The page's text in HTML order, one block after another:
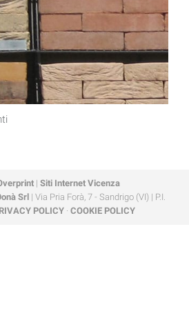
| Siti Internet Vicenza
Srl | Via Pria Forà, 7 - Sandrigo (VI) | P.I.
POLICY · COOKIE POLICY